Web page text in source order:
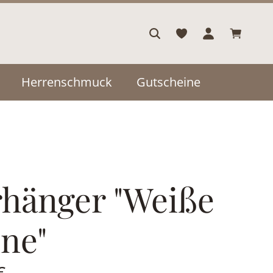
Herrenschmuck Gutscheine
"Weiße